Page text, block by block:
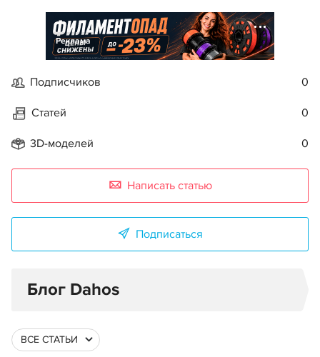
Реклама
Подписчиков 0
Статей 0
3D-моделей 0
Написать статью
Подписаться
Блог Dahos
ВСЕ СТАТЬИ